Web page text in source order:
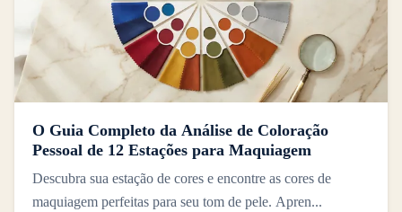
O Guia Completo da Análise de Coloração
Pessoal de 12 Estações para Maquiagem
Descubra sua estação de cores e encontre as cores de
maquiagem perfeitas para seu tom de pele. Apren...